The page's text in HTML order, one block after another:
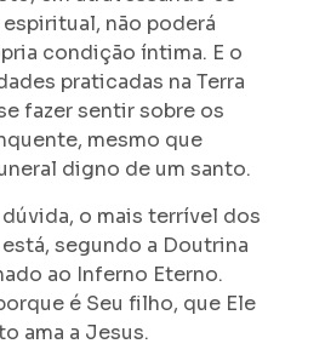
não poderá
condição íntima. E o
praticadas na Terra
fazer sentir sobre os
mesmo que
digno de um santo.
o mais terrível dos
segundo a Doutrina
ao Inferno Eterno.
é Seu filho, que Ele
ama a Jesus.